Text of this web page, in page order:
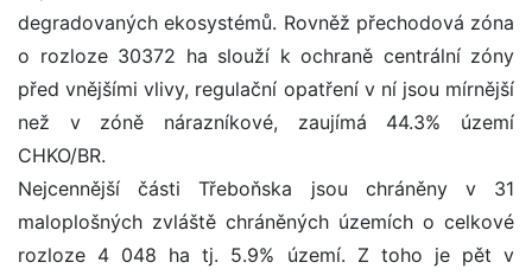
degradovaných ekosystémů. Rovněž přechodová zóna
o rozloze 30372 ha slouží k ochraně centrální zóny
před vnějšími vlivy, regulační opatření v ní jsou mírnější
než v zóně nárazníkové, zaujímá 44.3% území
CHKO/BR.
Nejcennější části Třeboňska jsou chráněny v 31
maloplošných zvláště chráněných územích o celkové
rozloze 4 048 ha tj. 5.9% území. Z toho je pět v